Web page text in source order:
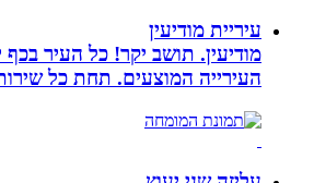
עיריית מודיעין
מודיעין. תושב יקר! כל העיר
העירייה המוצעים. תחת כל